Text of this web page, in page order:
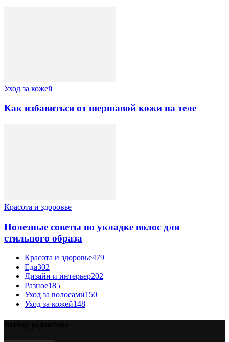
Уход за кожей
Как избавиться от шершавой кожи на теле
Красота и здоровье
Полезные советы по укладке волос для
стильного образа
Красота и здоровье479
Еда302
Дизайн и интерьер202
Разное185
Уход за волосами150
Уход за кожей148